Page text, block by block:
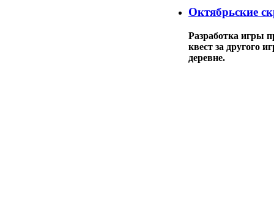
Октябрьские
Разработка игры
квест за другого
деревне.